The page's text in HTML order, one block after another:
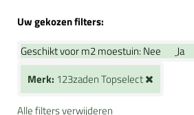
Uw gekozen filters:
Geschikt voor m2 moestuin: Nee
Ja
Merk: 123zaden Topselect
Alle filters verwijderen